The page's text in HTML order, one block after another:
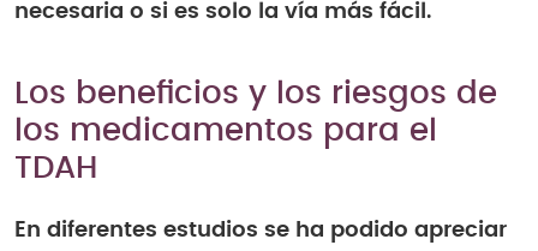
necesaria o si es solo la vía más fácil.
Los beneficios y los riesgos de
los medicamentos para el
TDAH
En diferentes estudios se ha podido apreciar